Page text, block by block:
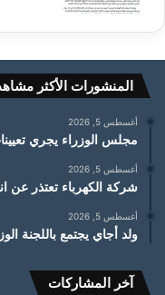
المنشورات الأكثر
أغسطس 5, 2026
مجلس الوزراء يجري
أغسطس 5, 2026
شركة الكهرباء تعتذر عن
أغسطس 5, 2026
ولد أجاي يجتمع باللجنة
آخر المشاركات